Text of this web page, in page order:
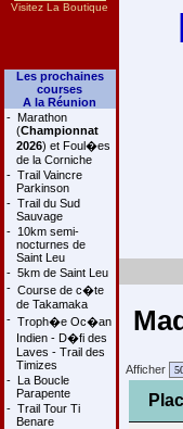
Visitez La Boutique
Les prochaines
courses
A la Réunion
- Marathon
(Championnat
2026) et Foul�es
de la Corniche
- Trail Vaincre
Parkinson
- Trail du Sud
Sauvage
- 10km semi-
nocturnes de
Saint Leu
- 5km de Saint Leu
- Course de c�te
de Takamaka
- Troph�e Oc�an
Indien - D�fi des
Laves - Trail des
Timizes
- La Boucle
Parapente
- Trail Tour Ti
Benare
Afficher